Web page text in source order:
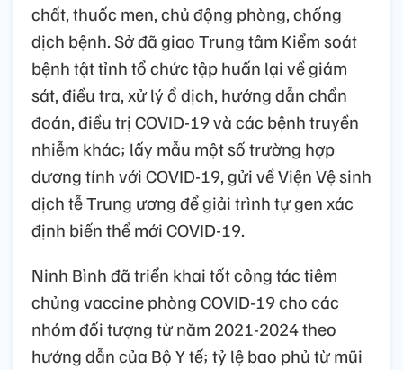
chất, thuốc men, chủ động phòng, chống
dịch bệnh. Sở đã giao Trung tâm Kiểm soát
bệnh tật tỉnh tổ chức tập huấn lại về giám
sát, điều tra, xử lý ổ dịch, hướng dẫn chẩn
đoán, điều trị COVID-19 và các bệnh truyền
nhiễm khác; lấy mẫu một số trường hợp
dương tính với COVID-19, gửi về Viện Vệ sinh
dịch tễ Trung ương để giải trình tự gen xác
định biến thể mới COVID-19.
Ninh Bình đã triển khai tốt công tác tiêm
chủng vaccine phòng COVID-19 cho các
nhóm đối tượng từ năm 2021-2024 theo
hướng dẫn của Bộ Y tế; tỷ lệ bao phủ từ mũi